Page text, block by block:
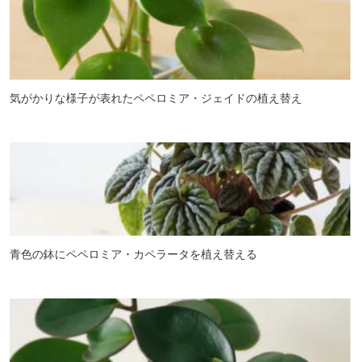
気がかりな様子が表れたペペロミア・ジェイドの植え替え
青色の鉢にペペロミア・カペラータを植え替える